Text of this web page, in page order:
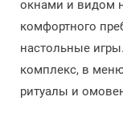
окнами и видом
комфортного
настольные
комплекс, в
ритуалы и